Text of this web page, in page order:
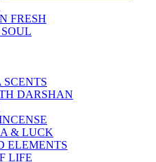
FRESH
DARSHAN
& LUCK
ELEMENTS
LIFE